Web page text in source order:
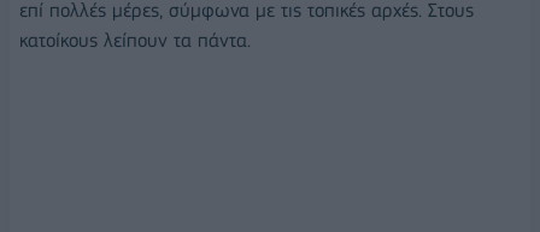
επί πολλές μέρες, σύμφωνα με τις τοπικές αρχές. Στους
κατοίκους λείπουν τα πάντα.